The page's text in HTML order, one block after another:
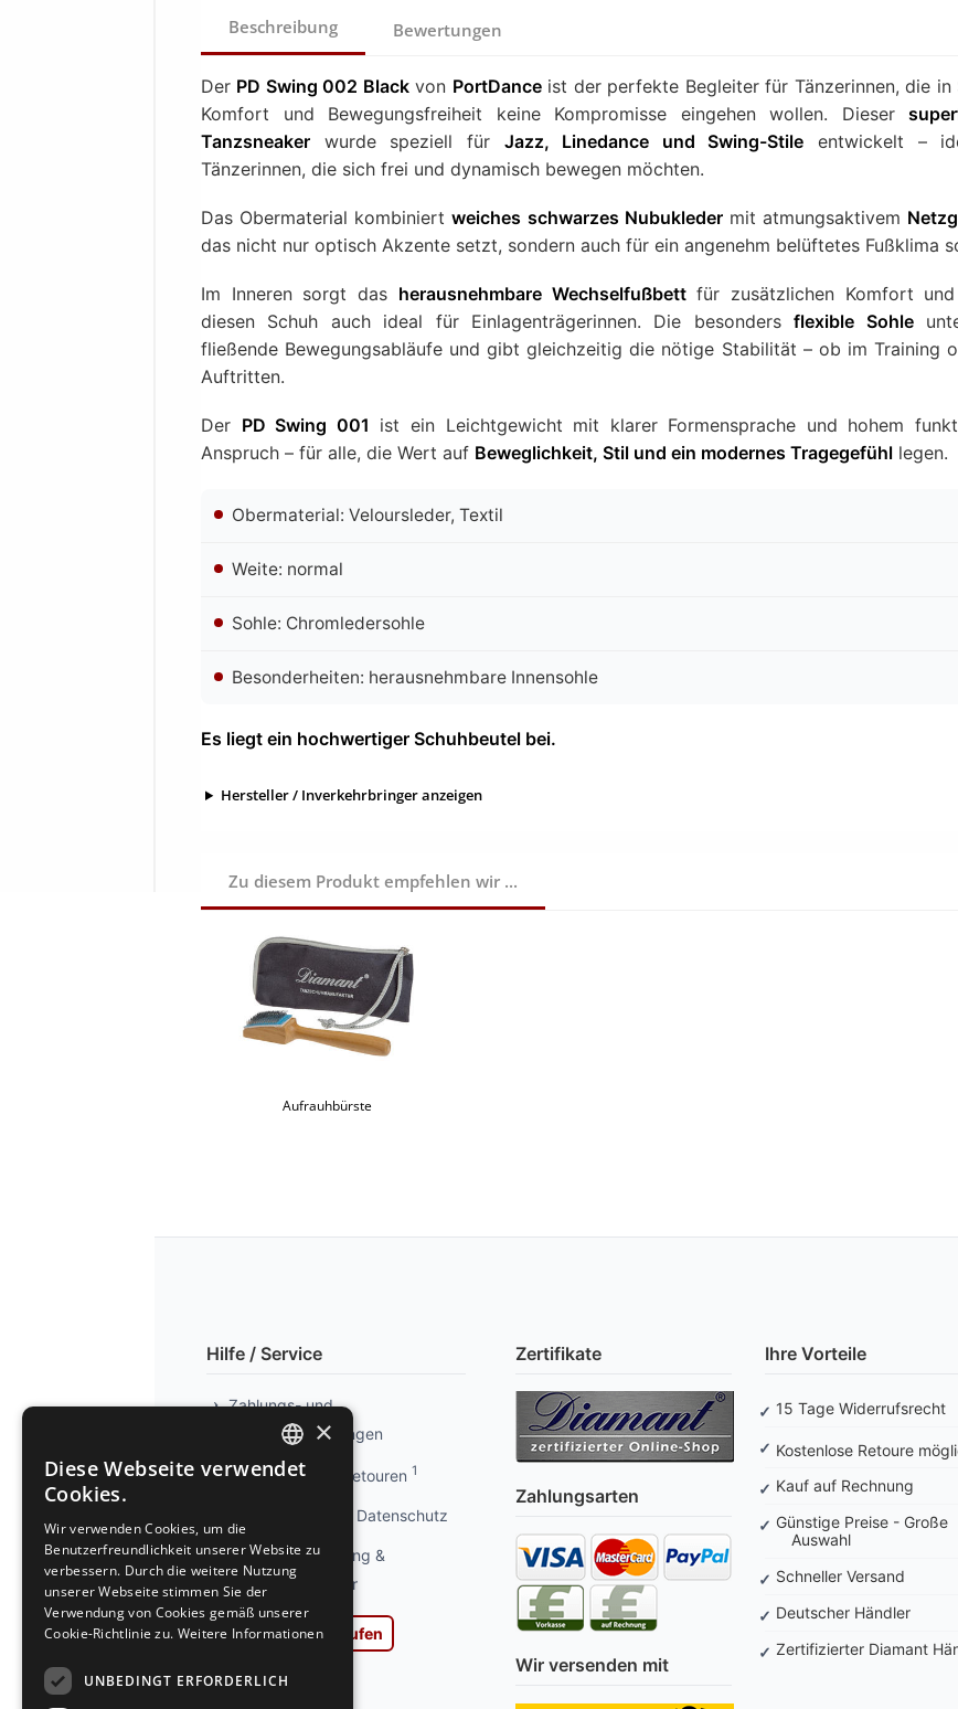
Beschreibung Bewertungen
Der PD Swing 002 Blackvon PortDanceist der perfekte Begleiter für Tänzerinnen, die in
Komfort und Bewegungsfreiheit keine Kompromisse eingehen wollen. Dieser
Tanzsneaker wurde speziell für Jazz, Linedance und Swing-Stile entwickelt –
Tänzerinnen, die sich frei und dynamisch bewegen möchten.
Das Obermaterial kombiniertweiches schwarzes Nubukledermit atmungsaktivem
das nicht nur optisch Akzente setzt, sondern auch für ein angenehm belüftetes Fußklima
Im Inneren sorgt das herausnehmbare Wechselfußbettfür zusätzlichen Komfort
diesen Schuh auch ideal für Einlagenträgerinnen. Die besondersflexible Sohle
fließende Bewegungsabläufe und gibt gleichzeitig die nötige Stabilität – ob im Training
Auftritten.
Der PD Swing 001 ist ein Leichtgewicht mit klarer Formensprache und hohem
Anspruch – für alle, die Wert auf Beweglichkeit, Stil und ein modernes Tragegefühl legen.
Obermaterial: Veloursleder, Textil
Weite: normal
Sohle: Chromledersohle
Besonderheiten: herausnehmbare Innensohle
Es liegt ein hochwertiger Schuhbeutel bei.
Hersteller / Inverkehrbringer anzeigen
Zu diesem Produkt empfehlen wir ...
Aufrauhbürste
Hilfe / Service
Zahlungs- und
Versandbedingungen
Info kostenlose Retouren 1
Privatsphäre und Datenschutz
Widerrufsbelehrung &
Widerrufsformular
Vertrag widerrufen
AGB
Zertifikate
Zahlungsarten
Wir versenden mit
Ihre Vorteile
15 Tage Widerrufsrecht
Kostenlose Retoure
Kauf auf Rechnung
Günstige Preise - Große
Auswahl
Schneller Versand
Deutscher Händler
Zertifizierter Diamant
GERMAN
×
Diese Webseite verwendet
Cookies.
Wir verwenden Cookies, um die
Benutzerfreundlichkeit unserer Website zu
verbessern. Durch die weitere Nutzung
unserer Webseite stimmen Sie der
Verwendung von Cookies gemäß unserer
Cookie-Richtlinie zu. Weitere Informationen
UNBEDINGT ERFORDERLICH